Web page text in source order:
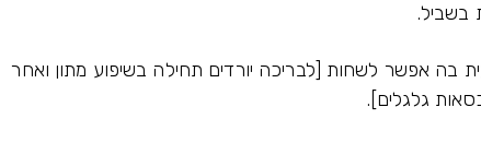
בשביל.
אפשר לשחות [לבריכה יורדים תחילה בשיפוע מתון ואחר
גלגלים].